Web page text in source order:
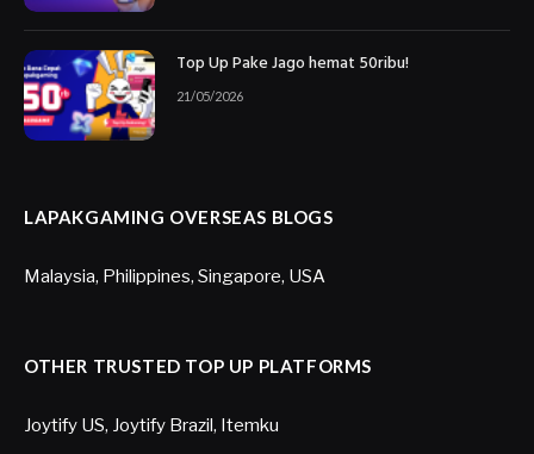
Top Up Pake Jago hemat 50ribu!
21/05/2026
LAPAKGAMING OVERSEAS BLOGS
Malaysia, Philippines, Singapore, USA
OTHER TRUSTED TOP UP PLATFORMS
Joytify US, Joytify Brazil, Itemku